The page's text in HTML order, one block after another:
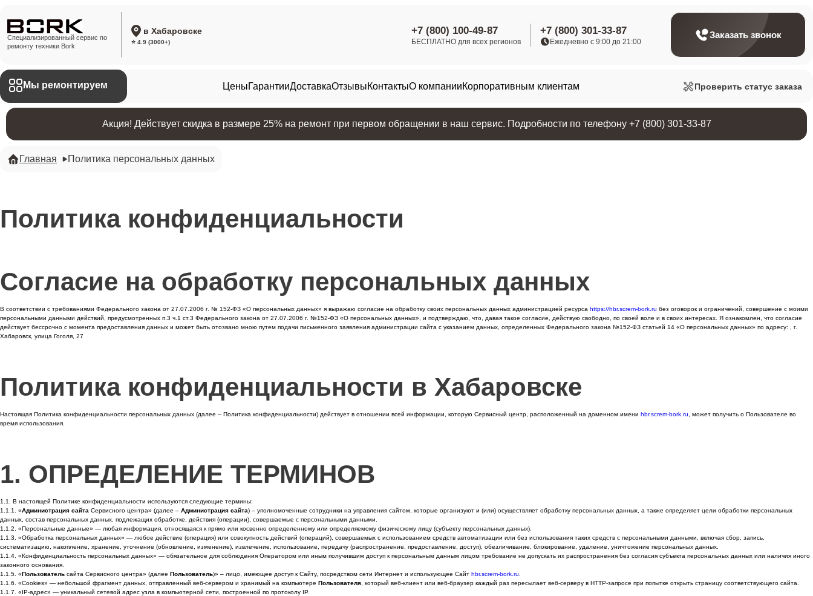
Специализированный сервис по
ремонту техники Bork
в Хабаровске
⭐ 4.9 (3000+)
+7 (800) 100-49-87
БЕСПЛАТНО для всех регионов
+7 (800) 301-33-87
Ежедневно с 9:00 до 21:00
Заказать звонок
Мы ремонтируем ЦеныГарантииДоставкаОтзывыКонтактыО компанииКорпоративным клиентам Проверить статус заказа
Акция! Действует скидка в размере 25% на ремонт при первом обращении в наш сервис. Подробности по телефону +7 (800) 301-33-87
Главная Политика персональных данных
Политика конфиденциальности
Согласие на обработку персональных данных
В соответствии с требованиями Федерального закона от 27.07.2006 г. № 152-ФЗ «О персональных данных» я выражаю согласие на обработку своих персональных данных администрацией ресурса https://hbr.screm-bork.ru без оговорок и ограничений, совершение с моими
персональными данными действий, предусмотренных п.3 ч.1 ст.3 Федерального закона от 27.07.2006 г. №152-ФЗ «О персональных данных», и подтверждаю, что, давая такое согласие, действую свободно, по своей воле и в своих интересах. Я ознакомлен, что согласие
действует бессрочно с момента предоставления данных и может быть отозвано мною путем подачи письменного заявления администрации сайта с указанием данных, определенных Федерального закона №152-ФЗ статьей 14 «О персональных данных» по адресу: , г.
Хабаровск, улица Гоголя, 27
Политика конфиденциальности в Хабаровске
Настоящая Политика конфиденциальности персональных данных (далее – Политика конфиденциальности) действует в отношении всей информации, которую Сервисный центр, расположенный на доменном имени hbr.screm-bork.ru , может получить о Пользователе во
время использования.
1. ОПРЕДЕЛЕНИЕ ТЕРМИНОВ
1.1. В настоящей Политике конфиденциальности используются следующие термины:
1.1.1. «Администрация сайта Сервисного центра» (далее – Администрация сайта) – уполномоченные сотрудники на управления сайтом, которые организуют и (или) осуществляет обработку персональных данных, а также определяет цели обработки персональных
данных, состав персональных данных, подлежащих обработке, действия (операции), совершаемые с персональными данными.
1.1.2. «Персональные данные» — любая информация, относящаяся к прямо или косвенно определенному или определяемому физическому лицу (субъекту персональных данных).
1.1.3. «Обработка персональных данных» — любое действие (операция) или совокупность действий (операций), совершаемых с использованием средств автоматизации или без использования таких средств с персональными данными, включая сбор, запись,
систематизацию, накопление, хранение, уточнение (обновление, изменение), извлечение, использование, передачу (распространение, предоставление, доступ), обезличивание, блокирование, удаление, уничтожение персональных данных.
1.1.4. «Конфиденциальность персональных данных» — обязательное для соблюдения Оператором или иным получившим доступ к персональным данным лицом требование не допускать их распространения без согласия субъекта персональных данных или наличия иного
законного основания.
1.1.5. «Пользователь сайта Сервисного центра» (далее Пользователь)» – лицо, имеющее доступ к Сайту, посредством сети Интернет и использующее Сайт hbr.screm-bork.ru
1.1.6. «Cookies» — небольшой фрагмент данных, отправленный веб-сервером и хранимый на компьютере Пользователя , который веб-клиент или веб-браузер каждый раз пересылает веб-серверу в HTTP-запросе при попытке открыть страницу соответствующего сайта.
1.1.7. «IP-адрес» — уникальный сетевой адрес узла в компьютерной сети, построенной по протоколу IP.